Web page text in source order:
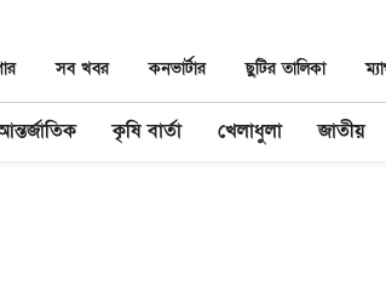
সব খবর কনভার্টার ছুটির তালিকা
কৃষি বার্তা খেলাধুলা জাতীয়